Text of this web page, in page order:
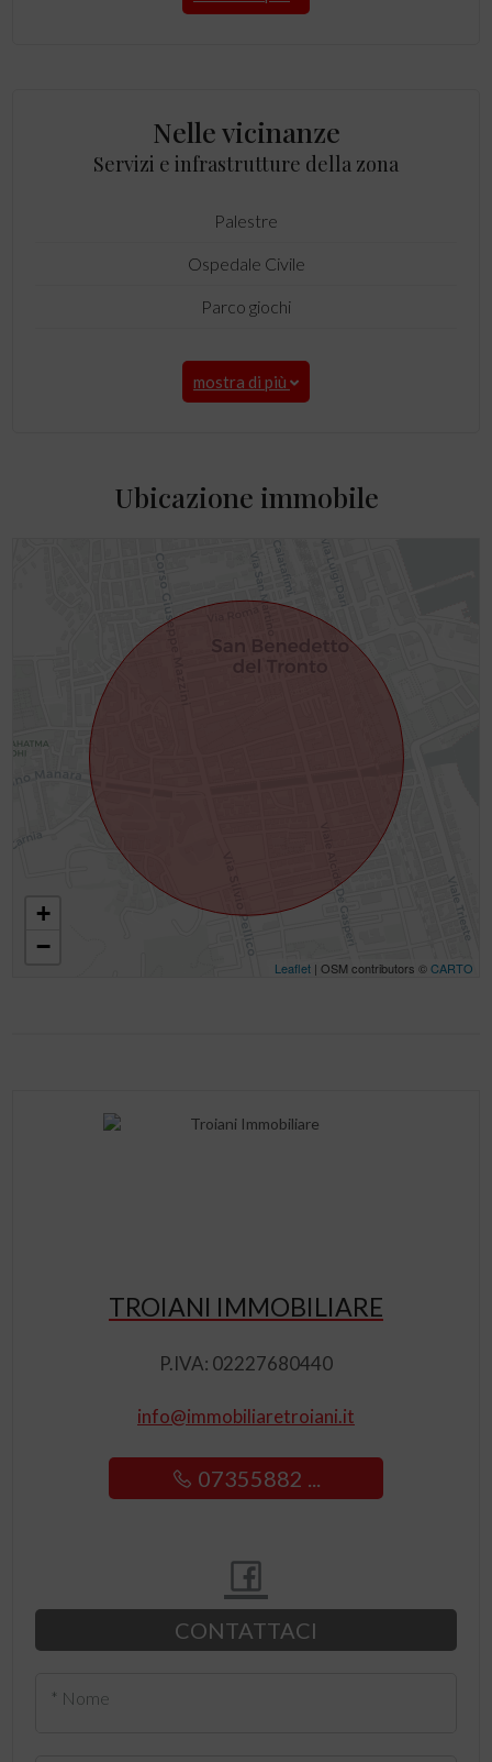
Nelle vicinanze
Servizi e infrastrutture della zona
Palestre
Ospedale Civile
Parco giochi
mostra di più
Ubicazione immobile
+
−
Leaflet| OSM contributors ©CARTO
TROIANI IMMOBILIARE
P.IVA: 02227680440
info@immobiliaretroiani.it
07355882 ...
CONTATTACI
* Nome